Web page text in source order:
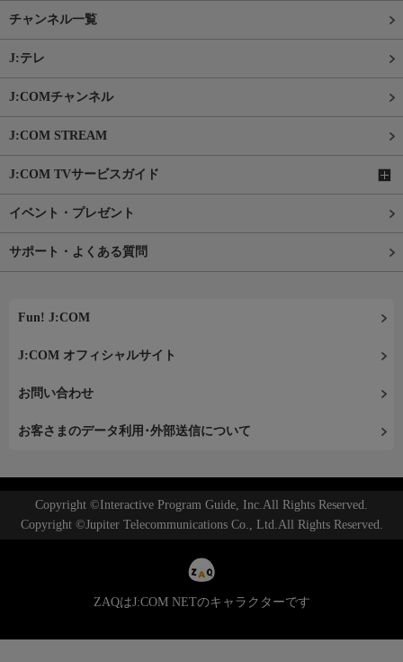
チャンネル一覧
J:テレ
J:COMチャンネル
J:COM STREAM
J:COM TVサービスガイド
イベント・プレゼント
サポート・よくある質問
Fun! J:COM
J:COM オフィシャルサイト
お問い合わせ
お客さまのデータ利用･外部送信について
Copyright ©Interactive Program Guide, Inc.All Rights Reserved.
Copyright ©Jupiter Telecommunications Co., Ltd.All Rights Reserved.
ZAQはJ:COM NETのキャラクターです